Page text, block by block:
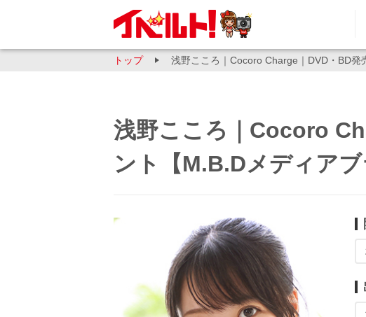
トップ 浅野こころ｜Cocoro Charge｜DVD・BD発
浅野こころ｜Cocoro
ント【M.B.Dメディアブ